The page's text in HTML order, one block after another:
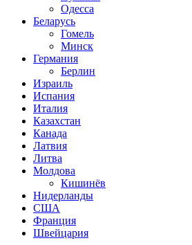
Одесса
Беларусь
Гомель
Минск
Германия
Берлин
Израиль
Испания
Италия
Казахстан
Канада
Латвия
Литва
Молдова
Кишинёв
Нидерланды
США
Франция
Швейцария